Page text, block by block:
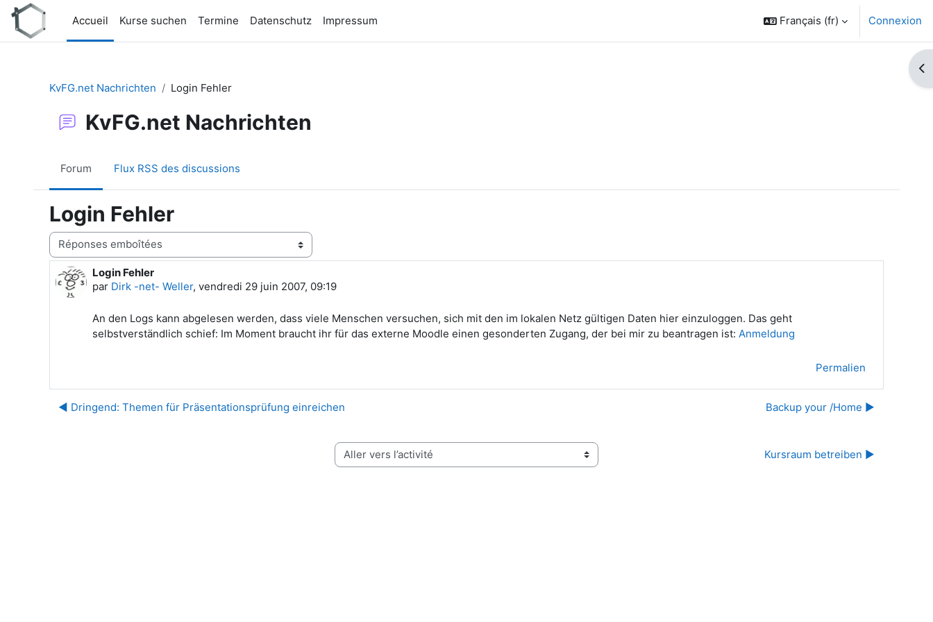
Passer au contenu principal
Accueil
Kurse suchen Termine Datenschutz Impressum Français ‎(fr)‎ Connexion
KvFG.net Nachrichten
Login Fehler
KvFG.net Nachrichten
Forum Flux RSS des discussions
Login Fehler
Type d’affichage
Login Fehler
par Dirk -net- Weller, vendredi 29 juin 2007, 09:19
Nombre de réponses : 0
An den Logs kann abgelesen werden, dass viele Menschen versuchen, sich mit den im lokalen Netz gültigen Daten hier einzuloggen. Das geht
selbstverständlich schief: Im Moment braucht ihr für das externe Moodle einen gesonderten Zugang, der bei mir zu beantragen ist: Anmeldung
Permalien
◀︎ Dringend: Themen für Präsentationsprüfung einreichen Backup your /Home ▶︎
Aller vers l’activité Kursraum betreiben ▶︎